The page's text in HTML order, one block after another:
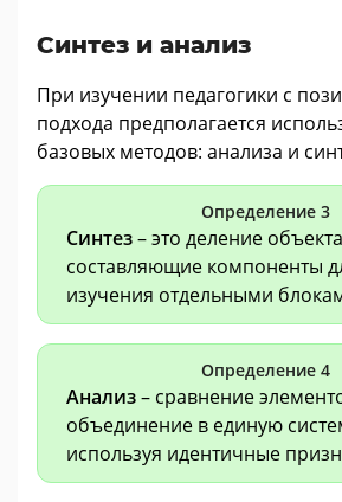
Синтез и анализ
При изучении педагогики с
подхода предполагается
базовых методов: анализа и
Определение 3
Синтез– это деление
составляющие компоненты
изучения отдельными
Определение 4
Анализ– сравнение
объединение в единую
используя идентичные